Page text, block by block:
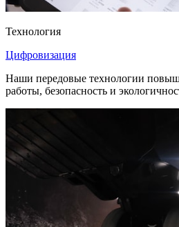
Технология
Цифровизация
Наши передовые технологии
работы, безопасность и